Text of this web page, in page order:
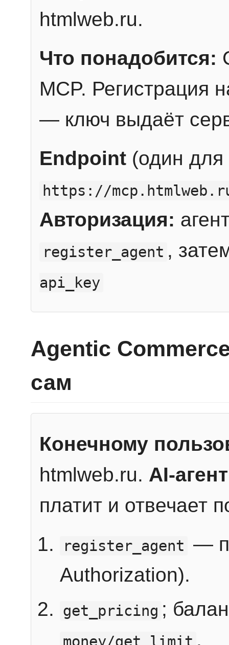
htmlweb.ru.
Что понадобится:
MCP. Регистрация
— ключ выдаёт
Endpoint (один для
https://
Авторизация:
register_agent ,
api_key
Agentic
сам
Конечному
htmlweb.ru. AI-агент
платит и отвечает
register_agent —
Authorization).
get_pricing ;
.